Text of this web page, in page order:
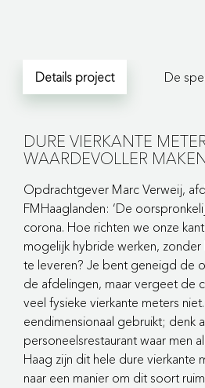
Details project De
DURE VIERKANTE
WAARDEVOLLER
Opdrachtgever Marc Verweij,
FMHaaglanden: ‘De
corona. Hoe richten we onze
mogelijk hybride werken, zonder
te leveren? Je bent geneigd de
de afdelingen, maar vergeet de
veel fysieke vierkante meters
eendimensionaal gebruikt; denk
personeelsrestaurant waar men
Haag zijn dit hele dure vierkante
naar een manier om dit soort